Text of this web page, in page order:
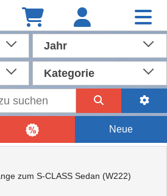
Jahr
Kategorie
Neue
zum S-CLASS Sedan (W222)